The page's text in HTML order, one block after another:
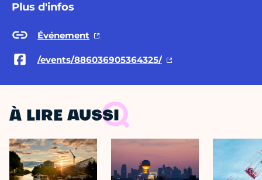
Plus d'infos
Événement
/events/886036905364325/
À LIRE AUSSI